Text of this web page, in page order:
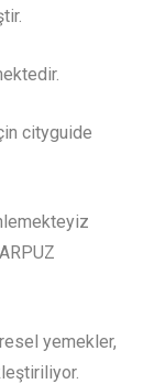
cityguide
yemekler,